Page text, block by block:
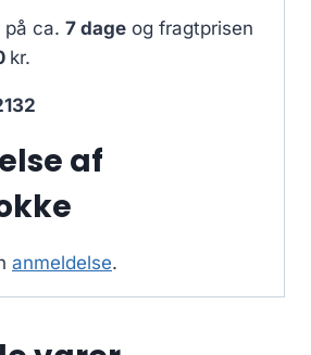
på ca. 7 dage og fragtprisen
kr.
af
anmeldelse.